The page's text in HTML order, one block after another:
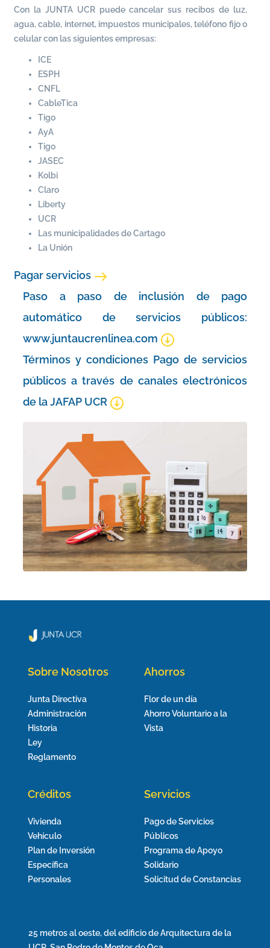
Con la JUNTA UCR puede cancelar sus recibos de luz,
agua, cable, internet, impuestos municipales, teléfono fijo o
celular con las siguientes empresas:
ICE
ESPH
CNFL
CableTica
Tigo
AyA
Tigo
JASEC
Kolbi
Claro
Liberty
UCR
Las municipalidades de Cartago
La Unión
Pagar servicios
Paso a paso de inclusión de pago
automático de servicios públicos:
www.juntaucrenlinea.com
Términos y condiciones Pago de servicios
públicos a través de canales electrónicos
de la JAFAP UCR
Sobre Nosotros
Junta Directiva
Administración
Historia
Ley
Reglamento
Ahorros
Flor de un día
Ahorro Voluntario a la
Vista
Créditos
Vivienda
Vehículo
Plan de Inversión
Específica
Personales
Servicios
Pago de Servicios
Públicos
Programa de Apoyo
Solidario
Solicitud de Constancias
25 metros al oeste, del edificio de Arquitectura de la